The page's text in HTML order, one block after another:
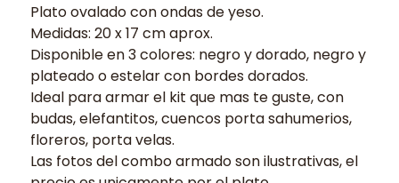
Plato ovalado con ondas de yeso.
Medidas: 20 x 17 cm aprox.
Disponible en 3 colores: negro y dorado, negro y
plateado o estelar con bordes dorados.
Ideal para armar el kit que mas te guste, con
budas, elefantitos, cuencos porta sahumerios,
floreros, porta velas.
Las fotos del combo armado son ilustrativas, el